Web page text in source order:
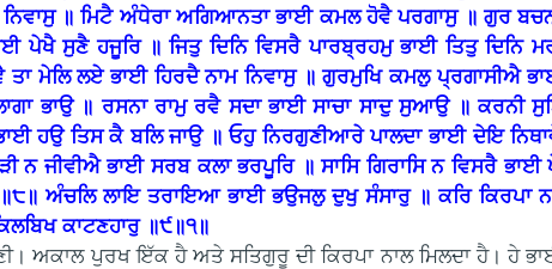
॥ ਮਿਟੈ ਅੰਧੇਰਾ ਅਗਿਆਨਤਾ ਭਾਈ ਕਮਲ ਹੋਵੈ ਪਰਗਾਸੁ ॥ ਗੁਰ
ਸੁਣੈ ਹਜੂਰਿ ॥ ਜਿਤੁ ਦਿਨਿ ਵਿਸਰੈ ਪਾਰਬ੍ਰਹਮੁ ਭਾਈ ਤਿਤੁ ਦਿਨਿ
ਮੇਲਿ ਲਏ ਭਾਈ ਹਿਰਦੈ ਨਾਮ ਨਿਵਾਸੁ ॥ ਗੁਰਮੁਖਿ ਕਮਲੁ
ਭਾਉ ॥ ਰਸਨਾ ਰਾਮੁ ਰਵੈ ਸਦਾ ਭਾਈ ਸਾਚਾ ਸਾਦੁ ਸੁਆਉ ॥ ਕਰਨੀ
ਹਉ ਤਿਸ ਕੈ ਬਲਿ ਜਾਉ ॥ ਓਹੁ ਨਿਰਗੁਣੀਆਰੇ ਪਾਲਦਾ ਭਾਈ ਦੇਇ ਨਿਥਾਵੇ
ਨ ਜੀਵੀਐ ਭਾਈ ਸਰਬ ਕਲਾ ਭਰਪੂਰਿ ॥ ਸਾਸਿ ਗਿਰਾਸਿ ਨ ਵਿਸਰੈ
ਅੰਚਲਿ ਲਾਇ ਤਰਾਇਆ ਭਾਈ ਭਉਜਲੁ ਦੁਖੁ ਸੰਸਾਰੁ ॥ ਕਰਿ ਕਿਰਪਾ
ਕਾਟਣਹਾਰੁ ॥੯॥੧॥
ਅਕਾਲ ਪੁਰਖ ਇੱਕ ਹੈ ਅਤੇ ਸਤਿਗੁਰੂ ਦੀ ਕਿਰਪਾ ਨਾਲ ਮਿਲਦਾ ਹੈ। ਹੇ